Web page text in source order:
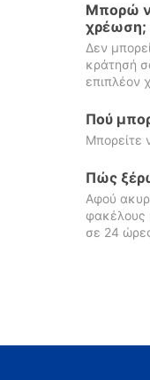
Μπορώ
χρέωση;
Δεν
κράτησή
επιπλέον
Πού
Μπορείτε
Πώς
Αφού
φακέλους
σε 24